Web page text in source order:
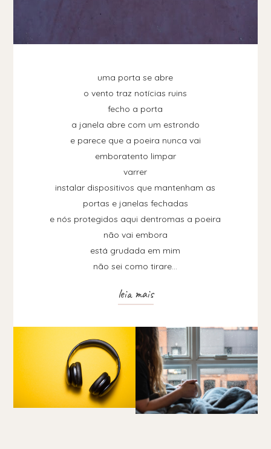
uma porta se abre
o vento traz notícias ruins
fecho a porta
a janela abre com um estrondo
e parece que a poeira nunca vai
emboratento limpar
varrer
instalar dispositivos que mantenham as
portas e janelas fechadas
e nós protegidos aqui dentromas a poeira
não vai embora
está grudada em mim
não sei como tirare…
leia mais